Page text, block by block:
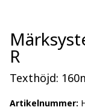
R
Texthöjd:
Artikelnummer: